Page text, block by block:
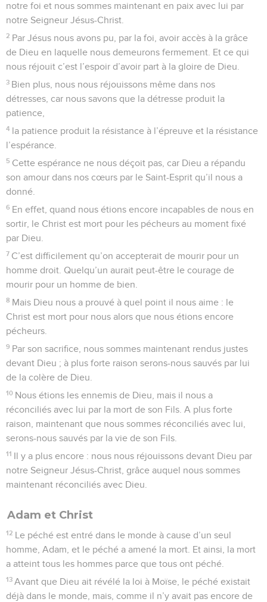
notre foi et nous sommes maintenant en paix avec lui par
notre Seigneur Jésus-Christ.
2 Par Jésus nous avons pu, par la foi, avoir accès à la grâce
de Dieu en laquelle nous demeurons fermement. Et ce qui
nous réjouit c’est l’espoir d’avoir part à la gloire de Dieu.
3 Bien plus, nous nous réjouissons même dans nos
détresses, car nous savons que la détresse produit la
patience,
4 la patience produit la résistance à l’épreuve et la résistance
l’espérance.
5 Cette espérance ne nous déçoit pas, car Dieu a répandu
son amour dans nos cœurs par le Saint-Esprit qu’il nous a
donné.
6 En effet, quand nous étions encore incapables de nous en
sortir, le Christ est mort pour les pécheurs au moment fixé
par Dieu.
7 C’est difficilement qu’on accepterait de mourir pour un
homme droit. Quelqu’un aurait peut-être le courage de
mourir pour un homme de bien.
8 Mais Dieu nous a prouvé à quel point il nous aime : le
Christ est mort pour nous alors que nous étions encore
pécheurs.
9 Par son sacrifice, nous sommes maintenant rendus justes
devant Dieu ; à plus forte raison serons-nous sauvés par lui
de la colère de Dieu.
10 Nous étions les ennemis de Dieu, mais il nous a
réconciliés avec lui par la mort de son Fils. A plus forte
raison, maintenant que nous sommes réconciliés avec lui,
serons-nous sauvés par la vie de son Fils.
11 Il y a plus encore : nous nous réjouissons devant Dieu par
notre Seigneur Jésus-Christ, grâce auquel nous sommes
maintenant réconciliés avec Dieu.
Adam et Christ
12 Le péché est entré dans le monde à cause d’un seul
homme, Adam, et le péché a amené la mort. Et ainsi, la mort
a atteint tous les hommes parce que tous ont péché.
13 Avant que Dieu ait révélé la loi à Moïse, le péché existait
déjà dans le monde, mais, comme il n’y avait pas encore de